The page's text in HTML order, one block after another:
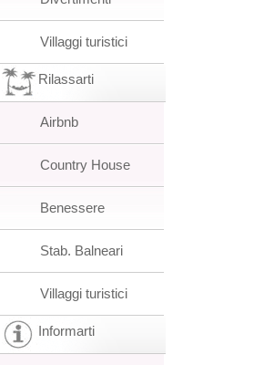
Villaggi turistici
Rilassarti
Airbnb
Country House
Benessere
Stab. Balneari
Villaggi turistici
Informarti